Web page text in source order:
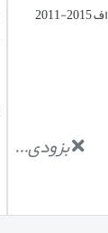
قفل فرمان اپتیما TF تی اف تی اف 2015-2011
بزودی...